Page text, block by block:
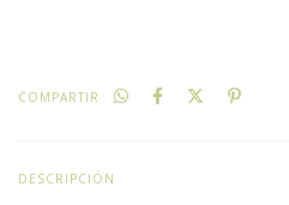
COMPARTIR
DESCRIPCIÓN